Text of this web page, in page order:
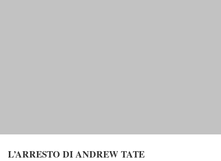
L’ARRESTO DI ANDREW TATE